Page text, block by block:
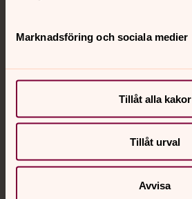
Marknadsföring och sociala medier
Tillåt alla kakor
Tillåt urval
Avvisa
med en präst på kvällar och nätter.
Digitalt brev